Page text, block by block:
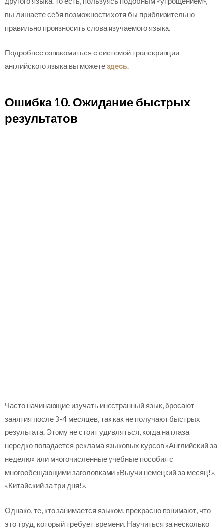
вы лишаете себя возможности хотя бы приблизительно
правильно произносить слова изучаемого языка.
Подробнее ознакомиться с системой транскрипции
английского языка вы можетездесь.
Ошибка 10. Ожидание быстрых
результатов
Часто начинающие изучать иностранный язык, бросают
занятия после 3-4 месяцев, так как не получают быстрых
результата. Этому не стоит удивляться, когда на глаза
нередко попадается реклама языковых курсов «Английский за
неделю» или многочисленные учебные пособия с
многообещающими заголовками «Выучи немецкий за месяц!»,
«Китайский за три дня!».
Однако, те, кто занимается языком, прекрасно понимают, что
это труд, который требует времени. Научиться за несколько